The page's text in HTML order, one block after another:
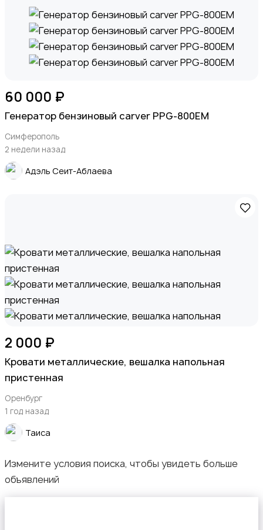
Охрана и сигнализации1
Подставки и тумбы
Растения и семена
Сад и огород
60 000 ₽
Генератор бензиновый carver PPG-800EM
Симферополь
2 недели назад
Адэль Сеит-Аблаева
2 000 ₽
Кровати металлические, вешалка напольная
пристенная
Оренбург
1 год назад
Таиса
Измените условия поиска, чтобы увидеть больше
объявлений